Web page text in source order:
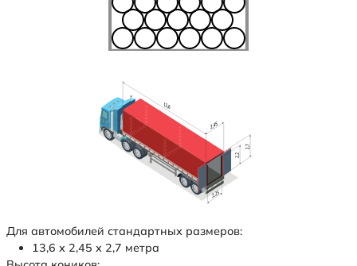
Для автомобилей стандартных размеров:
13,6 х 2,45 х 2,7 метра